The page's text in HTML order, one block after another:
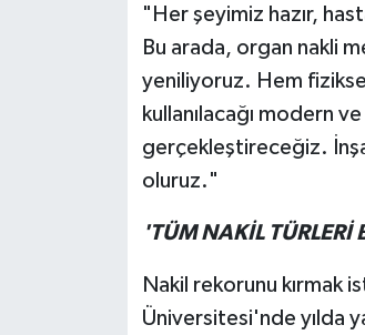
"Her şeyimiz hazır,
Bu arada, organ nakli
yeniliyoruz. Hem
kullanılacağı modern
gerçekleştireceğiz.
oluruz."
'TÜM NAKİL TÜRLERİ
Nakil rekorunu kırmak
Üniversitesi'nde yılda